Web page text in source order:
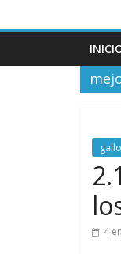
gallo
4